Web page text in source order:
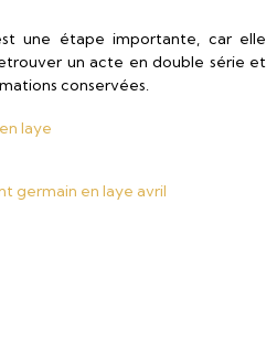
une étape importante, car elle
un acte en double série et
conservées.